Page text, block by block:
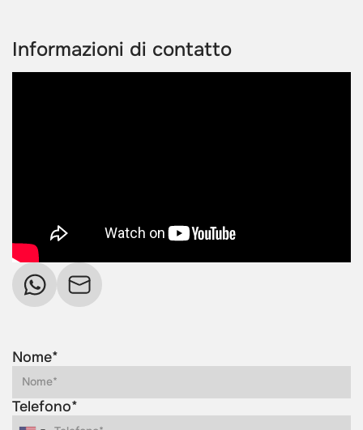
Informazioni di contatto
Nome*
Telefono*